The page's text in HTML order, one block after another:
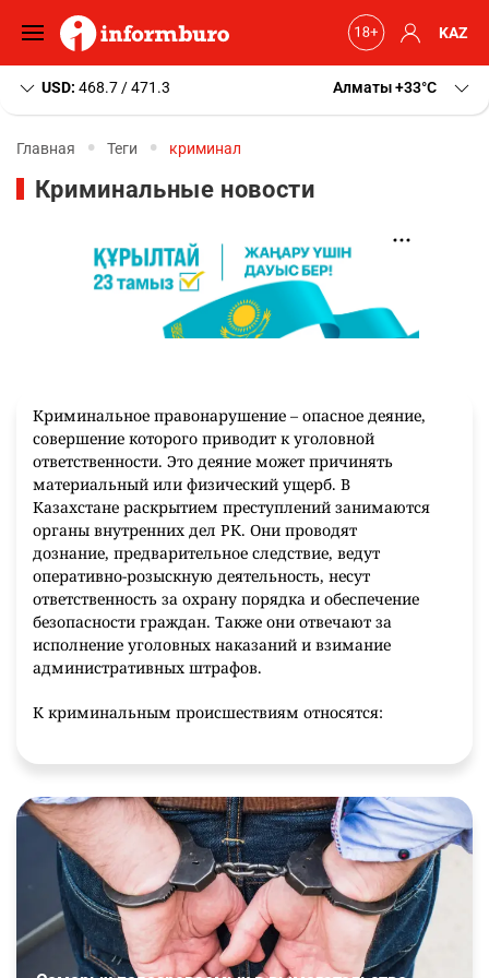
KAZ
USD: 468.7 / 471.3 Алматы+33 C
Главная Теги криминал
Криминальные новости
Криминальное правонарушение – опасное деяние,
совершение которого приводит к уголовной
ответственности. Это деяние может причинять
материальный или физический ущерб. В
Казахстане раскрытием преступлений занимаются
органы внутренних дел РК. Они проводят
дознание, предварительное следствие, ведут
оперативно-розыскную деятельность, несут
ответственность за охрану порядка и обеспечение
безопасности граждан. Также они отвечают за
исполнение уголовных наказаний и взимание
административных штрафов.
К криминальным происшествиям относятся:
нанесение физического ущерба;
похищение людей;
изнасилования;
убийства.
В 2015 году в Республике Казахстан было
зарегистрировано 386 714 криминальных
происшествий, среди них 2165 особо тяжких